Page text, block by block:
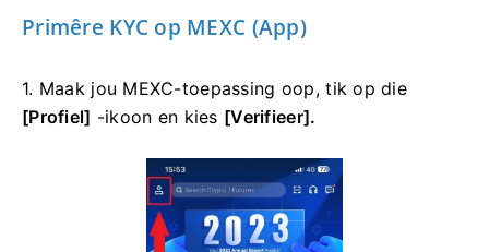
Primêre KYC op MEXC (App)
1. Maak jou MEXC-toepassing oop, tik op die
[Profiel] -ikoon en kies [Verifieer].